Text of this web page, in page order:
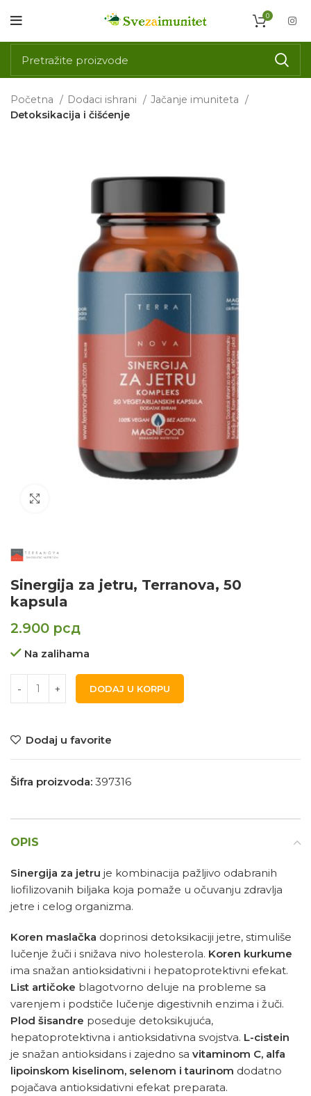
0
Početna Dodaci ishrani
Jačanje imuniteta
Detoksikacija i čišćenje
Sinergija za jetru, Terranova, 50
kapsula
2.900 рсд
Na zalihama
DODAJ U KORPU
Dodaj u favorite
Šifra proizvoda: 397316
OPIS
Sinergija za jetru je kombinacija pažljivo odabranih
liofilizovanih biljaka koja pomaže u očuvanju zdravlja
jetre i celog organizma.
Koren maslačka doprinosi detoksikaciji jetre, stimuliše
lučenje žuči i snižava nivo holesterola. Koren kurkume
ima snažan antioksidativni i hepatoprotektivni efekat.
List artičoke blagotvorno deluje na probleme sa
varenjem i podstiče lučenje digestivnih enzima i žuči.
Plod šisandre poseduje detoksikujuća,
hepatoprotektivna i antioksidativna svojstva. L-cistein
je snažan antioksidans i zajedno sa vitaminom C, alfa
lipoinskom kiselinom, selenom i taurinom dodatno
pojačava antioksidativni efekat preparata.